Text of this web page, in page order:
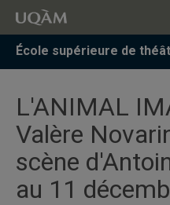
Accéder
recherche
Accéder
menu
pricipal
Accéder
zone
École supérieure de
L'ANIMAL
Valère
scène
au 11